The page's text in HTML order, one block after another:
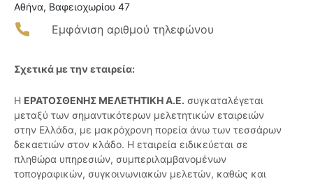
Αθήνα, Βαφειοχωρίου 47
Εμφάνιση αριθμού τηλεφώνου
Σχετικά με την εταιρεία:
Η ΕΡΑΤΟΣΘΕΝΗΣ ΜΕΛΕΤΗΤΙΚΗ Α.Ε. συγκαταλέγεται
μεταξύ των σημαντικότερων μελετητικών εταιρειών
στην Ελλάδα, με μακρόχρονη πορεία άνω των τεσσάρων
δεκαετιών στον κλάδο. Η εταιρεία ειδικεύεται σε
πληθώρα υπηρεσιών, συμπεριλαμβανομένων
τοπογραφικών, συγκοινωνιακών μελετών, καθώς και